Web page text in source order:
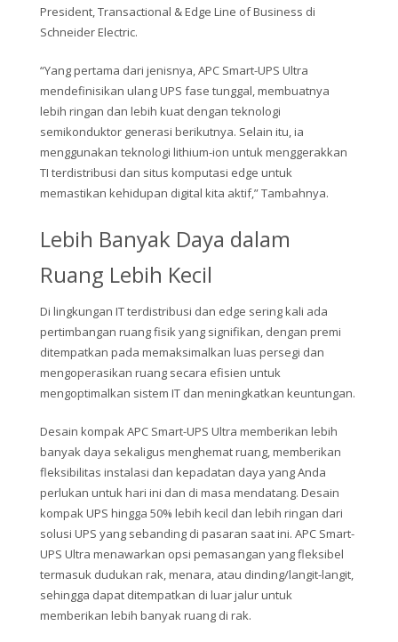
President, Transactional & Edge Line of Business di
Schneider Electric.
“Yang pertama dari jenisnya, APC Smart-UPS Ultra
mendefinisikan ulang UPS fase tunggal, membuatnya
lebih ringan dan lebih kuat dengan teknologi
semikonduktor generasi berikutnya. Selain itu, ia
menggunakan teknologi lithium-ion untuk menggerakkan
TI terdistribusi dan situs komputasi edge untuk
memastikan kehidupan digital kita aktif,” Tambahnya.
Lebih Banyak Daya dalam
Ruang Lebih Kecil
Di lingkungan IT terdistribusi dan edge sering kali ada
pertimbangan ruang fisik yang signifikan, dengan premi
ditempatkan pada memaksimalkan luas persegi dan
mengoperasikan ruang secara efisien untuk
mengoptimalkan sistem IT dan meningkatkan keuntungan.
Desain kompak APC Smart-UPS Ultra memberikan lebih
banyak daya sekaligus menghemat ruang, memberikan
fleksibilitas instalasi dan kepadatan daya yang Anda
perlukan untuk hari ini dan di masa mendatang. Desain
kompak UPS hingga 50% lebih kecil dan lebih ringan dari
solusi UPS yang sebanding di pasaran saat ini. APC Smart-
UPS Ultra menawarkan opsi pemasangan yang fleksibel
termasuk dudukan rak, menara, atau dinding/langit-langit,
sehingga dapat ditempatkan di luar jalur untuk
memberikan lebih banyak ruang di rak.